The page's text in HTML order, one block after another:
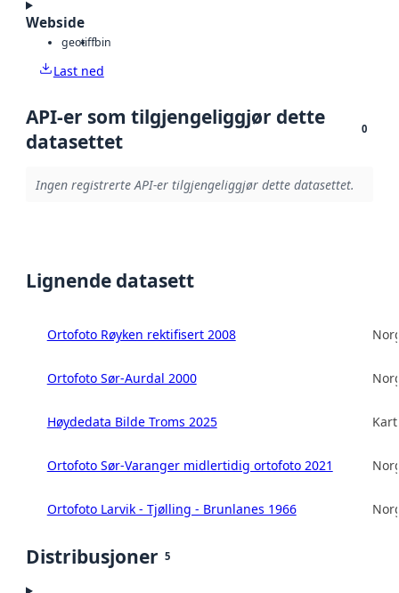
Webside
geotiffbin
Last ned
API-er som tilgjengeliggjør dette
datasettet
0
Ingen registrerte API-er tilgjengeliggjør dette datasettet.
Lignende datasett
Ortofoto Røyken rektifisert 2008
Ortofoto Sør-Aurdal 2000
Høydedata Bilde Troms 2025
Ortofoto Sør-Varanger midlertidig ortofoto 2021
Ortofoto Larvik - Tjølling - Brunlanes 1966
Distribusjoner 5